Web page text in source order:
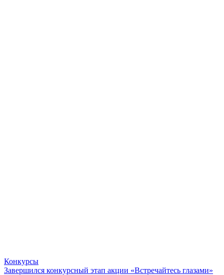
Конкурсы
Завершился конкурсный этап акции «Встречайтесь глазами»